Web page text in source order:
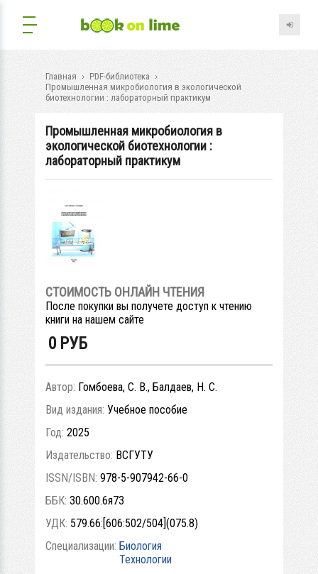
Главная
PDF-библиотека
Промышленная микробиология в экологической
биотехнологии : лабораторный практикум
Промышленная микробиология в
экологической биотехнологии :
лабораторный практикум
СТОИМОСТЬ ОНЛАЙН ЧТЕНИЯ
После покупки вы получете доступ к чтению
книги на нашем сайте
0 РУБ
Автор: Гомбоева, С. В., Балдаев, Н. С.
Вид издания: Учебное пособие
Год: 2025
Издательство: ВСГУТУ
ISSN/ISBN: 978-5-907942-66-0
ББК: 30.600.6я73
УДК: 579.66:[606:502/504](075.8)
Специализации: Биология
Технологии